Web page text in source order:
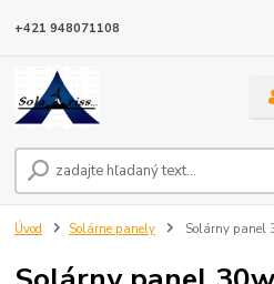
+421 948071108
Úvod Solárne panely Solárny panel